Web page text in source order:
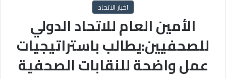
اخبار الاتحاد
الأمين العام للاتحاد الدولي
للصحفيين:يطالب باستراتيجيات
عمل واضحة للنقابات الصحفية